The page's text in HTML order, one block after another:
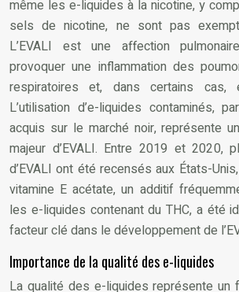
même les e-liquides à la nicotine, y
sels de nicotine, ne sont pas
L’EVALI est une affection
provoquer une inflammation des
respiratoires et, dans certains cas,
L’utilisation d’e-liquides contaminés,
acquis sur le marché noir, représente
majeur d’EVALI. Entre 2019 et 2020,
d’EVALI ont été recensés aux États-
vitamine E acétate, un additif
les e-liquides contenant du THC, a été
facteur clé dans le développement de
Importance de la qualité des e-liquides
La qualité des e-liquides représente un